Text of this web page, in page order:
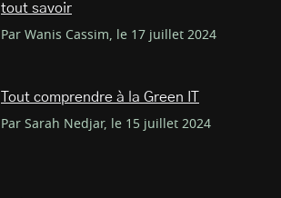
tout savoir
Par Wanis Cassim, le 17 juillet 2024
Tout comprendre à la Green IT
Par Sarah Nedjar, le 15 juillet 2024